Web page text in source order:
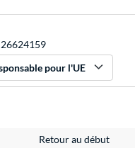
26624159
pour l'UE
Retour au début